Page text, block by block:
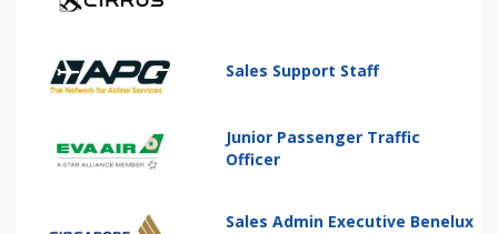
Sales Support Staff
Junior Passenger Traffic
Officer
Sales Admin Executive Benelux